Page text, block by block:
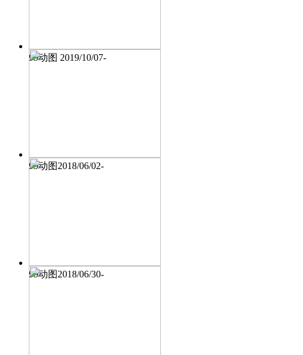
99动图 2019/10/07-
99动图2018/06/02-
99动图2018/06/30-